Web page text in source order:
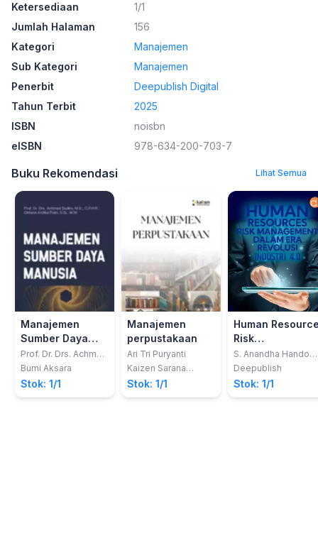
Ketersediaan
1/1
Jumlah Halaman
156
Kategori
Manajemen
Sub Kategori
Manajemen
Penerbit
Deepublish Digital
Tahun Terbit
2025
ISBN
noisbn
eISBN
978-634-200-703-7
Buku Rekomendasi Lihat Semua
Manajemen
Sumber Daya
Manusia
Prof. Dr. Drs. Achmad
Sudiro, M.E., C.P.H.R.;
S.Si., M.M.
Bumi Aksara
Stok: 1/1
Manajemen
perpustakaan
Ari Tri Puryanti
Kaizen Sarana
Edukasi
Stok: 1/1
Human
Risk
Management
Dalam Era
Revolusi Industri
4.0
S. Anandha
H
Deepublish
Stok: 1/1